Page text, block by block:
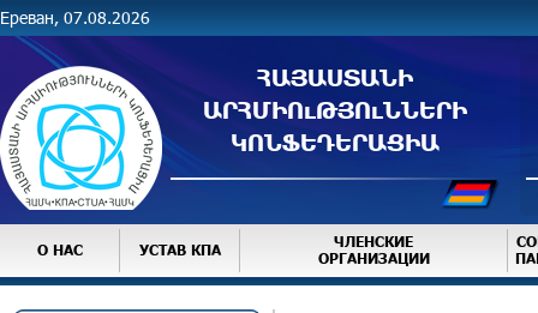
Ереван, 07.08.2026
ՀԱՅԱՍՏԱՆԻ
ԱՐՀՄԻՈւԹՅՈւՆՆԵՐԻ
ԿՈՆՖԵԴԵՐԱՑԻԱ
О НАС УСТАВ КПА
ЧЛЕНСКИЕ
ОРГАНИЗАЦИИ